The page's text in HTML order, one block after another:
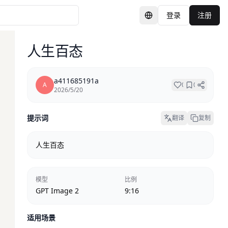
切换语言
登录 注册
人生百态
A a411685191a
2026/5/20
0 0
提示词 翻译 复制
人生百态
模型
GPT Image 2
比例
9:16
适用场景